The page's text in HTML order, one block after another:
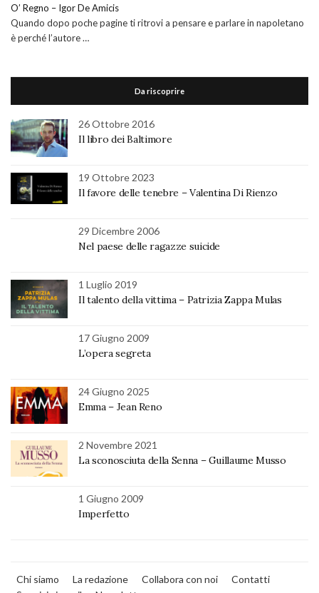
O’ Regno – Igor De Amicis
Quando dopo poche pagine ti ritrovi a pensare e parlare in napoletano
è perché l’autore …
Da riscoprire
26 Ottobre 2016
Il libro dei Baltimore
19 Ottobre 2023
Il favore delle tenebre – Valentina Di Rienzo
29 Dicembre 2006
Nel paese delle ragazze suicide
1 Luglio 2019
Il talento della vittima – Patrizia Zappa Mulas
17 Giugno 2009
L’opera segreta
24 Giugno 2025
Emma – Jean Reno
2 Novembre 2021
La sconosciuta della Senna – Guillaume Musso
1 Giugno 2009
Imperfetto
Chi siamo La redazione Collabora con noi
Contatti